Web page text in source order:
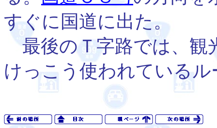
すぐに国道に出た。
最後のＴ字路では、観
けっこう使われている